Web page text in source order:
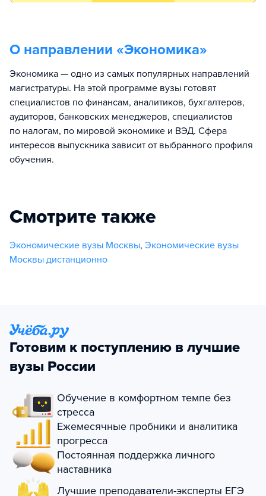
О направлении «Экономика»
Экономика — одно из самых популярных направлений
магистратуры. На этой программе вузы готовят
специалистов по финансам, аналитиков, бухгалтеров,
аудиторов, банковских менеджеров, специалистов
по налогам, по мировой экономике и ВЭД. Сфера
интересов выпускника зависит от выбранного профиля
обучения.
Смотрите также
Экономические вузы Москвы, Экономические вузы
Москвы дистанционно
Готовим к поступлению в лучшие
вузы России
Обучение в комфортном темпе без
стресса
Ежемесячные пробники и аналитика
прогресса
Постоянная поддержка личного
наставника
Лучшие преподаватели-эксперты ЕГЭ